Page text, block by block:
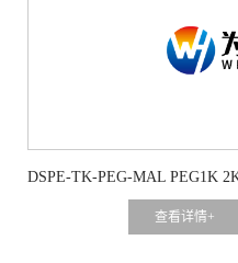
DSPE-TK-PEG-MAL PEG1K
查看详情+